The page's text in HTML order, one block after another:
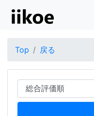
Top 戻る